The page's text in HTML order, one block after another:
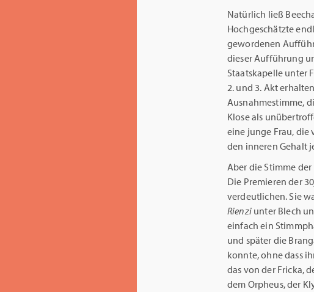
Natürlich ließ
Hochgeschätzte
gewordenen
dieser Aufführung
Staatskapelle unter
2. und 3. Akt
Ausnahmestimme,
Klose als
eine junge Frau,
den inneren Gehalt
Aber die Stimme
Die Premieren der
verdeutlichen. Sie
Rienziunter Blech
einfach ein
und später die
konnte, ohne dass
das von der Fricka,
dem Orpheus, der